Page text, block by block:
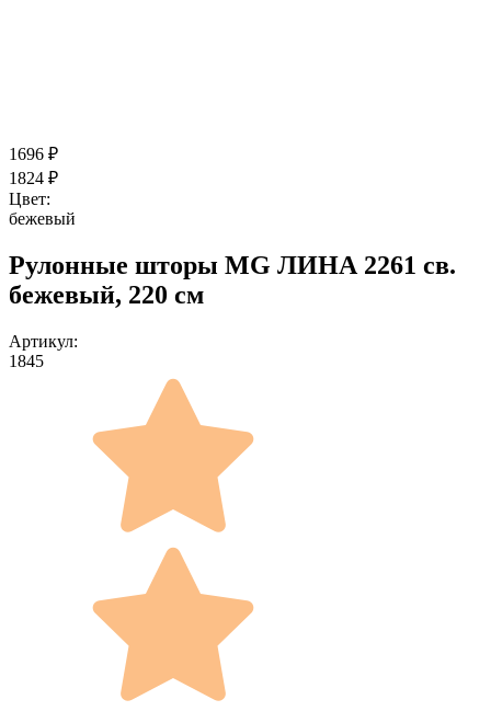
1696 ₽
1824 ₽
Цвет:
бежевый
Рулонные шторы MG ЛИНА 2261 св.
бежевый, 220 см
Артикул:
1845